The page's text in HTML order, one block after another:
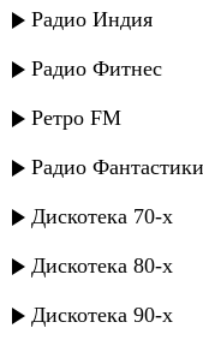
Радио Индия
Радио Фитнес
Ретро FM
Радио Фантастики
Дискотека 70-х
Дискотека 80-х
Дискотека 90-х
Рустам
- Народные
Рустам